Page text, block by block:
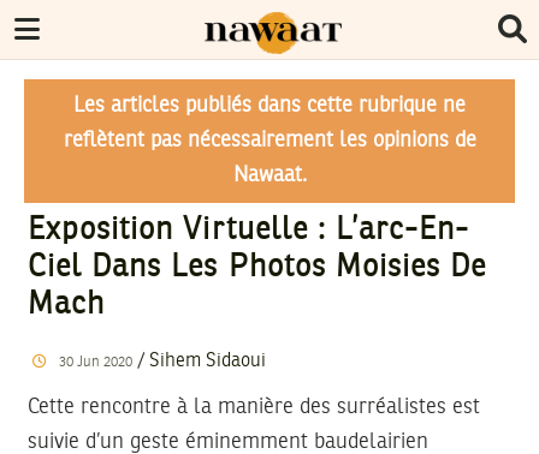
Les articles publiés dans cette rubrique ne
reflètent pas nécessairement les opinions de
Nawaat.
Exposition Virtuelle : L’arc-En-
Ciel Dans Les Photos Moisies De
Mach
30 Jun 2020/ Sihem Sidaoui
Cette rencontre à la manière des surréalistes est
suivie d’un geste éminemment baudelairien